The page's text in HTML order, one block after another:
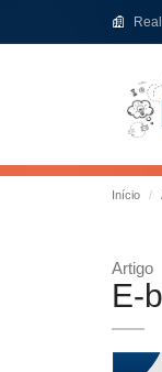
Início
Artigo
E-